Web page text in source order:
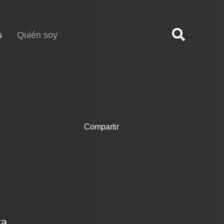
(current)Quién soy
Compartir